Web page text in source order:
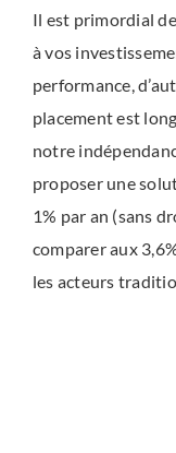
Il est primordial
à vos
performance,
placement est
notre
proposer une
1% par an (sans
comparer aux
les acteurs